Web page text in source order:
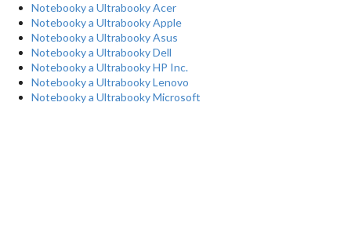
Notebooky a Ultrabooky Acer
Notebooky a Ultrabooky Apple
Notebooky a Ultrabooky Asus
Notebooky a Ultrabooky Dell
Notebooky a Ultrabooky HP Inc.
Notebooky a Ultrabooky Lenovo
Notebooky a Ultrabooky Microsoft